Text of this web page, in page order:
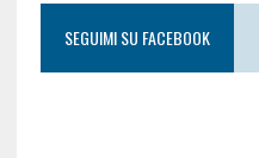
SEGUIMI SU FACEBOOK